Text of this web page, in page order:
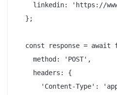
linkedin: 'https://
  };
const response = await
    method: 'POST',
    headers: {
'Content-Type':